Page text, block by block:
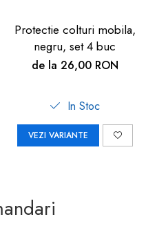
Protectie colturi mobila,
negru, set 4 buc
de la 26,00 RON
In Stoc
VEZI VARIANTE